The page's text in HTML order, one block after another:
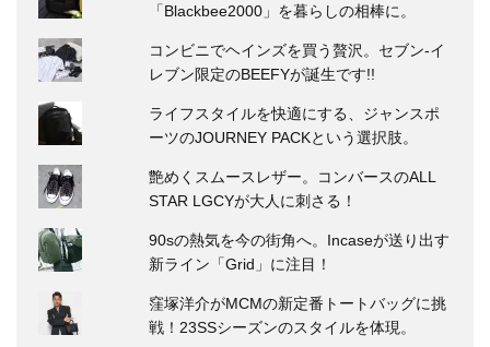
「Blackbee2000」を暮らしの相棒に。
コンビニでヘインズを買う贅沢。セブン‐イ
レブン限定のBEEFYが誕生です!!
ライフスタイルを快適にする、ジャンスポ
ーツのJOURNEY PACKという選択肢。
艶めくスムースレザー。コンバースのALL
STAR LGCYが大人に刺さる！
90sの熱気を今の街角へ。Incaseが送り出す
新ライン「Grid」に注目！
窪塚洋介がMCMの新定番トートバッグに挑
戦！23SSシーズンのスタイルを体現。